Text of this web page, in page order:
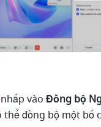
vào Đồng bộ
đồng bộ một bố